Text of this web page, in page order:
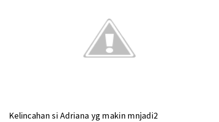
Kelincahan si Adriana yg makin mnjadi2